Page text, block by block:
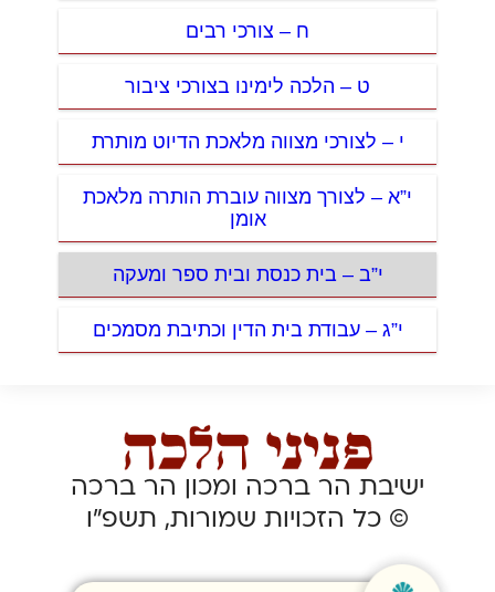
ח – צורכי רבים
ט – הלכה לימינו בצורכי ציבור
י – לצורכי מצווה מלאכת הדיוט מותרת
י”א – לצורך מצווה עוברת הותרה מלאכת
אומן
י”ב – בית כנסת ובית ספר ומעקה
י”ג – עבודת בית הדין וכתיבת מסמכים
ישיבת הר ברכה ומכון הר ברכה
© כל הזכויות שמורות, תשפ”ו